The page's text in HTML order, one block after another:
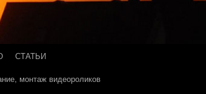
СТАТЬИ
монтаж видеороликов